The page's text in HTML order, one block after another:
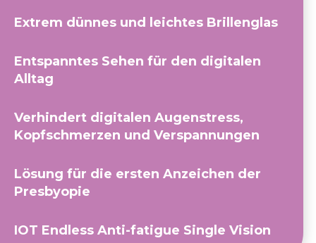
Extrem dünnes und leichtes Brillenglas
Entspanntes Sehen für den digitalen
Alltag
Verhindert digitalen Augenstress,
Kopfschmerzen und Verspannungen
Lösung für die ersten Anzeichen der
Presbyopie
IOT Endless Anti-fatigue Single Vision